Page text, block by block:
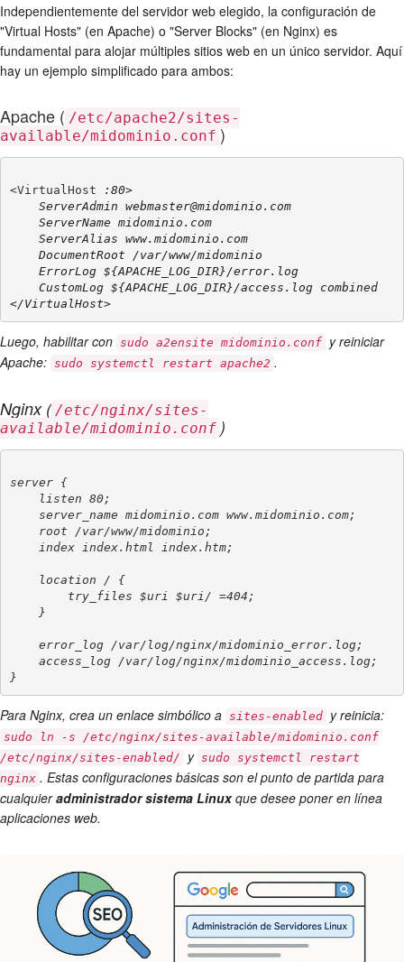
Independientemente del servidor web elegido, la configuración de
"Virtual Hosts" (en Apache) o "Server Blocks" (en Nginx) es
fundamental para alojar múltiples sitios web en un único servidor. Aquí
hay un ejemplo simplificado para ambos:
Apache ( /etc/apache2/sites-
available/midominio.conf )
<VirtualHost
:80>
</VirtualHost>
Luego, habilitar con sudo a2ensite midominio.conf y reiniciar
Apache: sudo systemctl restart apache2 .
Nginx ( /etc/nginx/sites-
available/midominio.conf )
server {
Para Nginx, crea un enlace simbólico a sites-enabled y reinicia:
sudo ln -s /etc/nginx/sites-available/midominio.conf
/etc/nginx/sites-enabled/
y sudo systemctl restart
nginx . Estas configuraciones básicas son el punto de partida para
cualquieradministrador sistema Linuxque desee poner en línea
aplicaciones web.